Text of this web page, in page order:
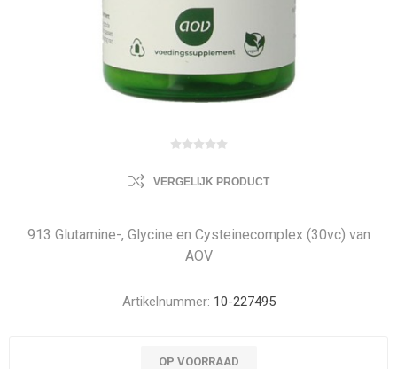
VERGELIJK PRODUCT
913 Glutamine-, Glycine en Cysteinecomplex (30vc) van
AOV
Artikelnummer: 10-227495
OP VOORRAAD